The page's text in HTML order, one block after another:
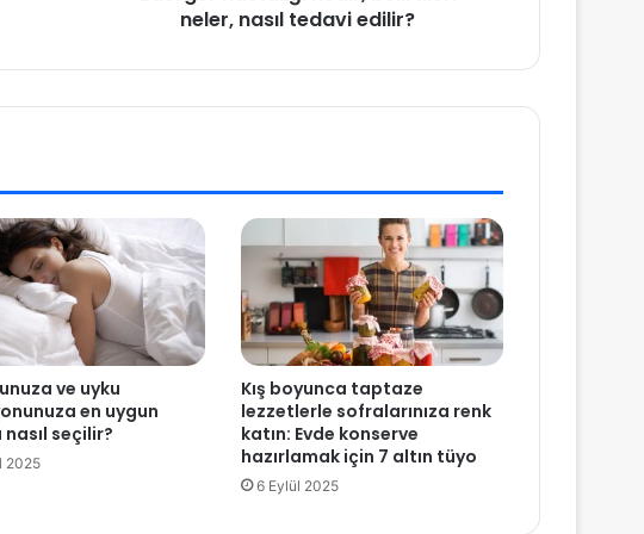
l
e
i
r
,
b
e
l
i
r
t
neler, nasıl tedavi edilir?
ve uyku
en uygun
nasıl seçilir?
2025
Kış boyunca taptaze
lezzetlerle sofralarınıza renk
katın: Evde konserve
hazırlamak için 7 altın tüyo
6 Eylül 2025